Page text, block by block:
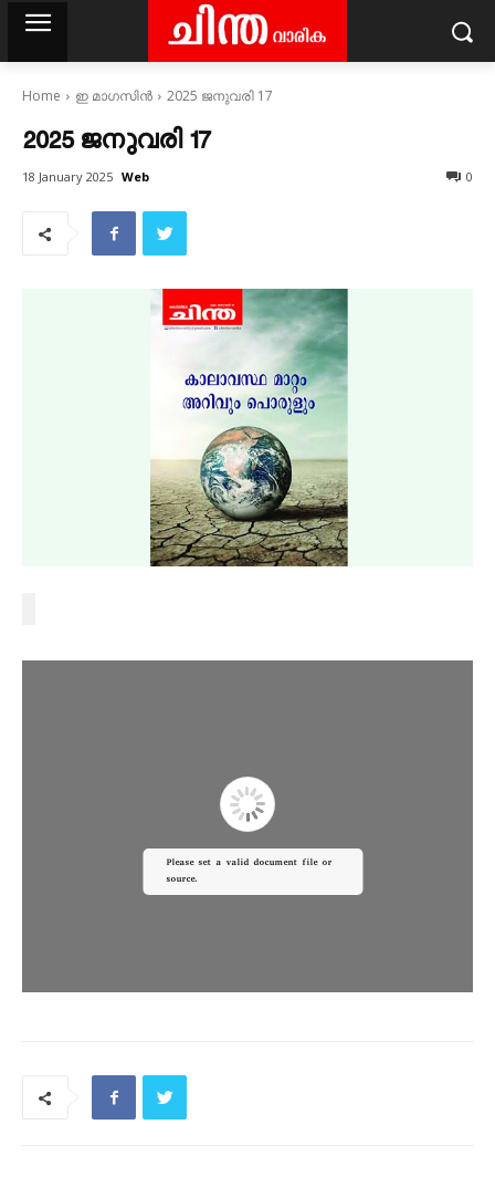
Home ഇ മാഗസിൻ 2025 ജനുവരി 17
2025 ജനുവരി 17
18 January 2025 Web 0
For more related info,
Please set a valid document file or
source.